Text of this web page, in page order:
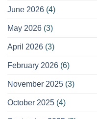
June 2026 (4)
May 2026 (3)
April 2026 (3)
February 2026 (6)
November 2025 (3)
October 2025 (4)